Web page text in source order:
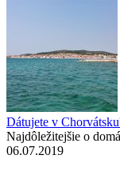
Dátujete v
Najdôležitejšie o
06.07.2019